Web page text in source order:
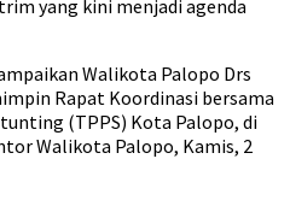
yang kini menjadi agenda
Walikota Palopo Drs
Rapat Koordinasi bersama
(TPPS) Kota Palopo, di
Walikota Palopo, Kamis, 2